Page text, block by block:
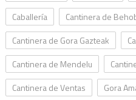
Caballería
Cantinera de
Cantinera de Gora Gazteak
Cantinera de Mendelu
Cantinera de Ventas
Gora